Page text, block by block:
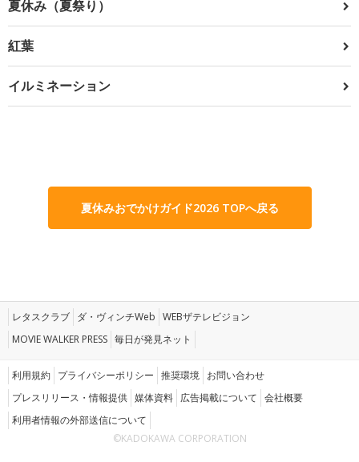
夏休み（夏祭り）
紅葉
イルミネーション
夏休みおでかけガイド2026 TOPへ戻る
レタスクラブ ダ・ヴィンチWeb WEBザテレビジョン
MOVIE WALKER PRESS 毎日が発見ネット
利用規約 プライバシーポリシー 推奨環境 お問い合わせ
プレスリリース・情報提供 媒体資料 広告掲載について 会社概要
利用者情報の外部送信について
©KADOKAWA CORPORATION